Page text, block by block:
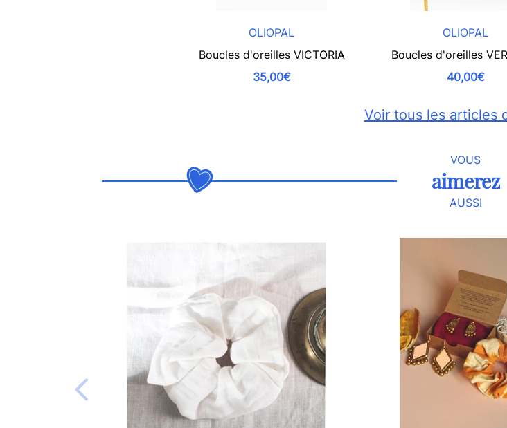
OLIOPAL
Boucles d'oreilles VICTORIA
35,00€
OLIOPAL
Boucles d'oreilles
40,00€
Voir tous les articles
VOUS
aimerez
AUSSI